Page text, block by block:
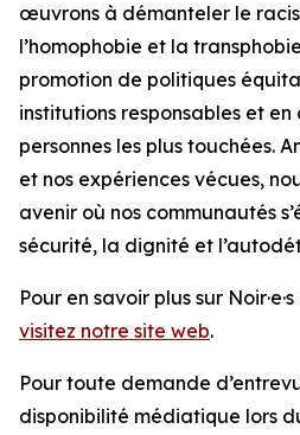
œuvrons à démanteler le
l’homophobie et la
promotion de politiques
institutions responsables et
personnes les plus touchées.
et nos expériences vécues,
avenir où nos communautés
sécurité, la dignité et
Pour en savoir plus sur
visitez notre site web.
Pour toute demande
disponibilité médiatique lors